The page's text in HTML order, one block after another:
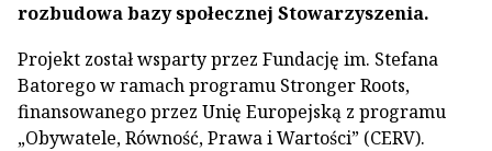
rozbudowa bazy społecznej Stowarzyszenia.
Projekt został wsparty przez Fundację im. Stefana
Batorego w ramach programu Stronger Roots,
finansowanego przez Unię Europejską z programu
„Obywatele, Równość, Prawa i Wartości” (CERV).